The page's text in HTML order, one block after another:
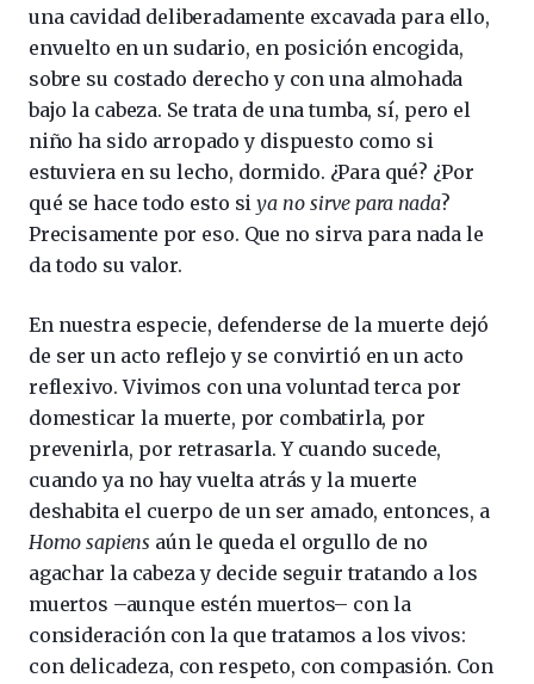
una cavidad deliberadamente excavada para ello,
envuelto en un sudario, en posición encogida,
sobre su costado derecho y con una almohada
bajo la cabeza. Se trata de una tumba, sí, pero el
niño ha sido arropado y dispuesto como si
estuviera en su lecho, dormido. ¿Para qué? ¿Por
qué se hace todo esto siya no sirve para nada?
Precisamente por eso. Que no sirva para nada le
da todo su valor.
En nuestra especie, defenderse de la muerte dejó
de ser un acto reflejo y se convirtió en un acto
reflexivo. Vivimos con una voluntad terca por
domesticar la muerte, por combatirla, por
prevenirla, por retrasarla. Y cuando sucede,
cuando ya no hay vuelta atrás y la muerte
deshabita el cuerpo de un ser amado, entonces, a
Homo sapiens aún le queda el orgullo de no
agachar la cabeza y decide seguir tratando a los
muertos –aunque estén muertos– con la
consideración con la que tratamos a los vivos:
con delicadeza, con respeto, con compasión. Con